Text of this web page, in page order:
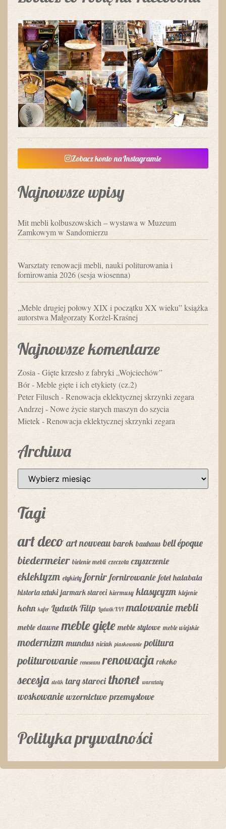
Zobacz konto na Instagramie
Najnowsze wpisy
Mit mebli kolbuszowskich – wystawa w Muzeum
Zamkowym w Sandomierzu
Warsztaty renowacji mebli, nauki politurowania i
fornirowania 2026 (sesja wiosenna)
„Meble drugiej połowy XIX i początku XX wieku” książka
autorstwa Małgorzaty Korżel-Kraśnej
Najnowsze komentarze
Zosia -Gięte krzesło z fabryki „Wojciechów”
Bór-Meble gięte i ich etykiety (cz.2)
Peter Filusch -Renowacja eklektycznej skrzynki zegara
Andrzej -Nowe życie starych maszyn do szycia
Mietek-Renowacja eklektycznej skrzynki zegara
Archiwa
Tagi
art deco art nouveau barok bauhaus bell époque
biedermeier bielenie mebli czeczota czyszczenie
eklektyzm etykiety fornir fornirowanie fotel halabala
historia sztuki jarmark staroci kiermusy klasycyzm klejenie
kohn kufer Ludwik Filip Ludwik XVI malowanie mebli
meble dawne meble gięte meble stylowe meble wiejskie
modernizm mundus niciak piaskowanie politura
politurowanie reneseans renowacja rokoko
secesja stolik targ staroci thonet warsztaty
woskowanie wzornictwo przemysłowe
Polityka prywatności